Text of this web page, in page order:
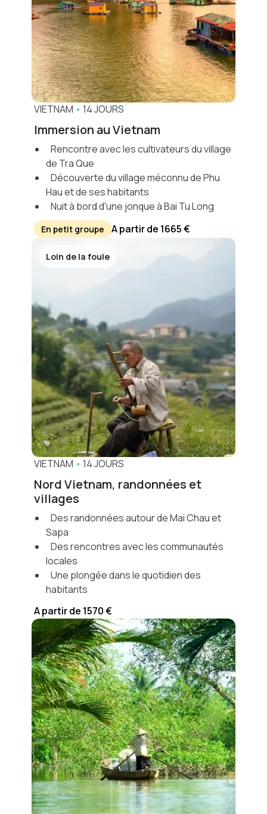
VIETNAM • 14 JOURS
Immersion au Vietnam
Rencontre avec les cultivateurs du village
de Tra Que
Découverte du village méconnu de Phu
Hau et de ses habitants
Nuit à bord d'une jonque à Bai Tu Long
En petit groupe A partir de 1665 €
Loin de la foule
VIETNAM • 14 JOURS
Nord Vietnam, randonnées et
villages
Des randonnées autour de Mai Chau et
Sapa
Des rencontres avec les communautés
locales
Une plongée dans le quotidien des
habitants
A partir de 1570 €